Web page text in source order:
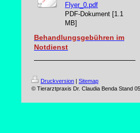
Flyer_0.pdf
PDF-Dokument [1.1
MB]
Behandlungsgebühren im
Notdienst
Druckversion | Sitemap
© Tierarztpraxis Dr. Claudia Benda Stand